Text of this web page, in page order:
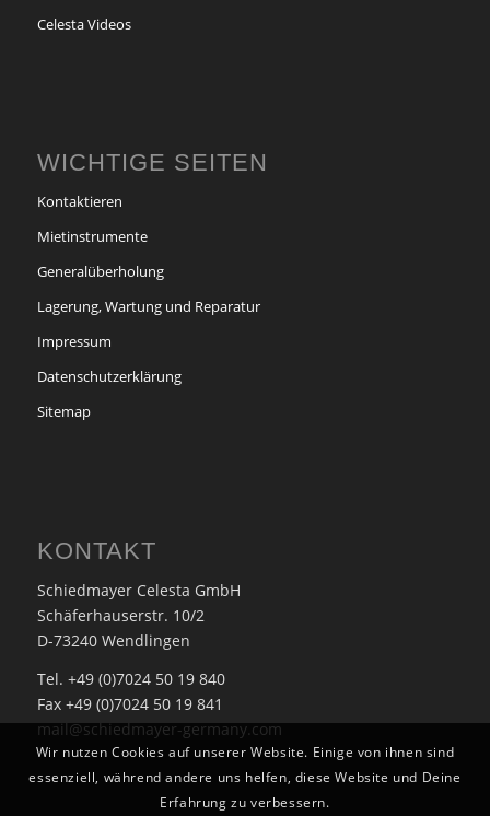
Celesta Videos
WICHTIGE SEITEN
Kontaktieren
Mietinstrumente
Generalüberholung
Lagerung, Wartung und Reparatur
Impressum
Datenschutzerklärung
Sitemap
KONTAKT
Schiedmayer Celesta GmbH
Schäferhauserstr. 10/2
D-73240 Wendlingen
Tel. +49 (0)7024 50 19 840
Fax +49 (0)7024 50 19 841
mail@schiedmayer-germany.com
Wir nutzen Cookies auf unserer Website. Einige von ihnen sind
essenziell, während andere uns helfen, diese Website und Deine
Erfahrung zu verbessern.